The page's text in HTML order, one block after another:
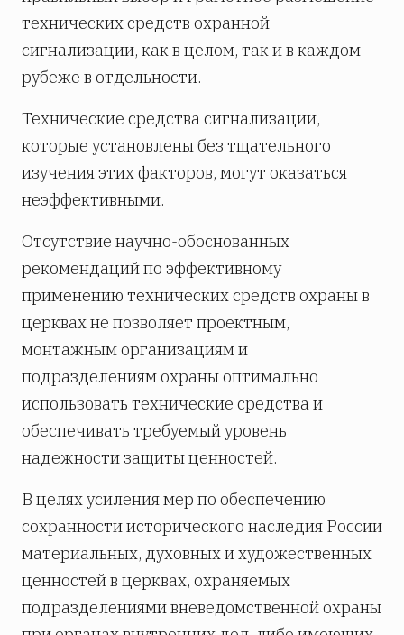
технических средств охранной
сигнализации, как в целом, так и в каждом
рубеже в отдельности.
Технические средства сигнализации,
которые установлены без тщательного
изучения этих факторов, могут оказаться
неэффективными.
Отсутствие научно-обоснованных
рекомендаций по эффективному
применению технических средств охраны в
церквах не позволяет проектным,
монтажным организациям и
подразделениям охраны оптимально
использовать технические средства и
обеспечивать требуемый уровень
надежности защиты ценностей.
В целях усиления мер по обеспечению
сохранности исторического наследия России
материальных, духовных и художественных
ценностей в церквах, охраняемых
подразделениями вневедомственной охраны